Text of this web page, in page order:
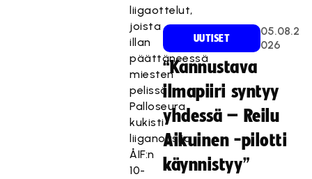
liigaottelut,
joista
illan
päättäneessä
miesten
pelissä
Palloseura
kukisti
liiganousija
ÅIF:n
10-
UUTISET
05.08.2
026
“Kannustava
ilmapiiri syntyy
yhdessä – Reilu
Aikuinen -pilotti
käynnistyy”